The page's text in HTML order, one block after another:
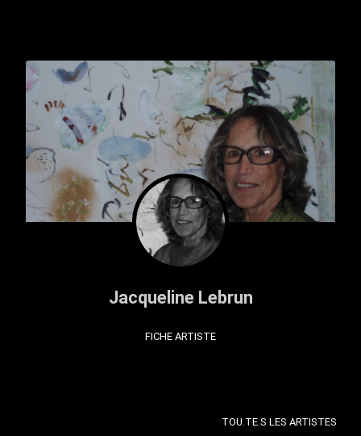
Jacqueline Lebrun
FICHE ARTISTE
TOU.TE.S LES ARTISTES